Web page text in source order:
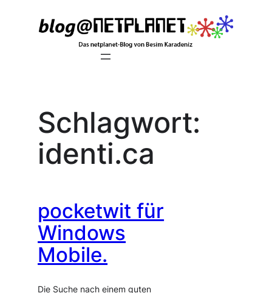
Schlagwort:
identi.ca
pocketwit für
Windows
Mobile.
Die Suche nach einem guten